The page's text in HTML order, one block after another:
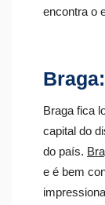
encontra o
Braga fica
capital do
do país.
e é bem